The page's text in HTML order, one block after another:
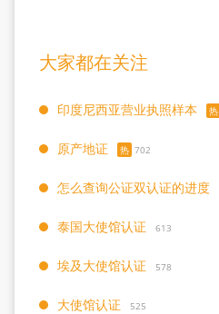
大家都在关注
印度尼西亚营业执照样本 热
原产地证 热 702
怎么查询公证双认证的进度
泰国大使馆认证 613
埃及大使馆认证 578
大使馆认证 525